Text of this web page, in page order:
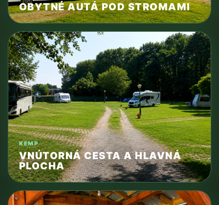
OBYTNÉ AUTÁ POD STROMAMI
KEMP
VNÚTORNÁ CESTA A HLAVNÁ
PLOCHA